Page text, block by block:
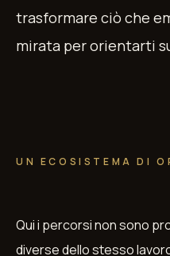
trasformare ciò che
mirata per orientarti
UN ECOSISTEMA DI
Qui i percorsi non sono
diverse dello stesso